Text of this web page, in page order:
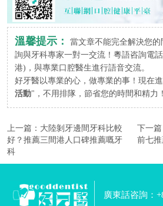
溫馨提示：
當文章不能完全解決您
詢與牙科專家一對一交流！粵語咨詢電話
港)，與專業口腔醫生進行語音交流。
好牙醫以專業的心，做專業的事！現在
活動"，不用排隊，節省您的時間和精力！
上一篇： 大陸剝牙邊間牙科比較
好？推薦三間港人口碑推薦嘅牙
科
下一篇
前七
廣東話咨詢：